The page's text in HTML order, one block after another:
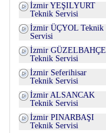
İzmir YEŞILYURT
Teknik Servisi
İzmir ÜÇYOL Teknik
Servisi
İzmir GÜZELBAHÇE
Teknik Servisi
İzmir Seferihisar
Teknik Servisi
İzmir ALSANCAK
Teknik Servisi
İzmir PINARBAŞI
Teknik Servisi